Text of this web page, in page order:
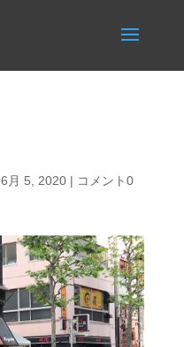
6月 5, 2020| コメント0